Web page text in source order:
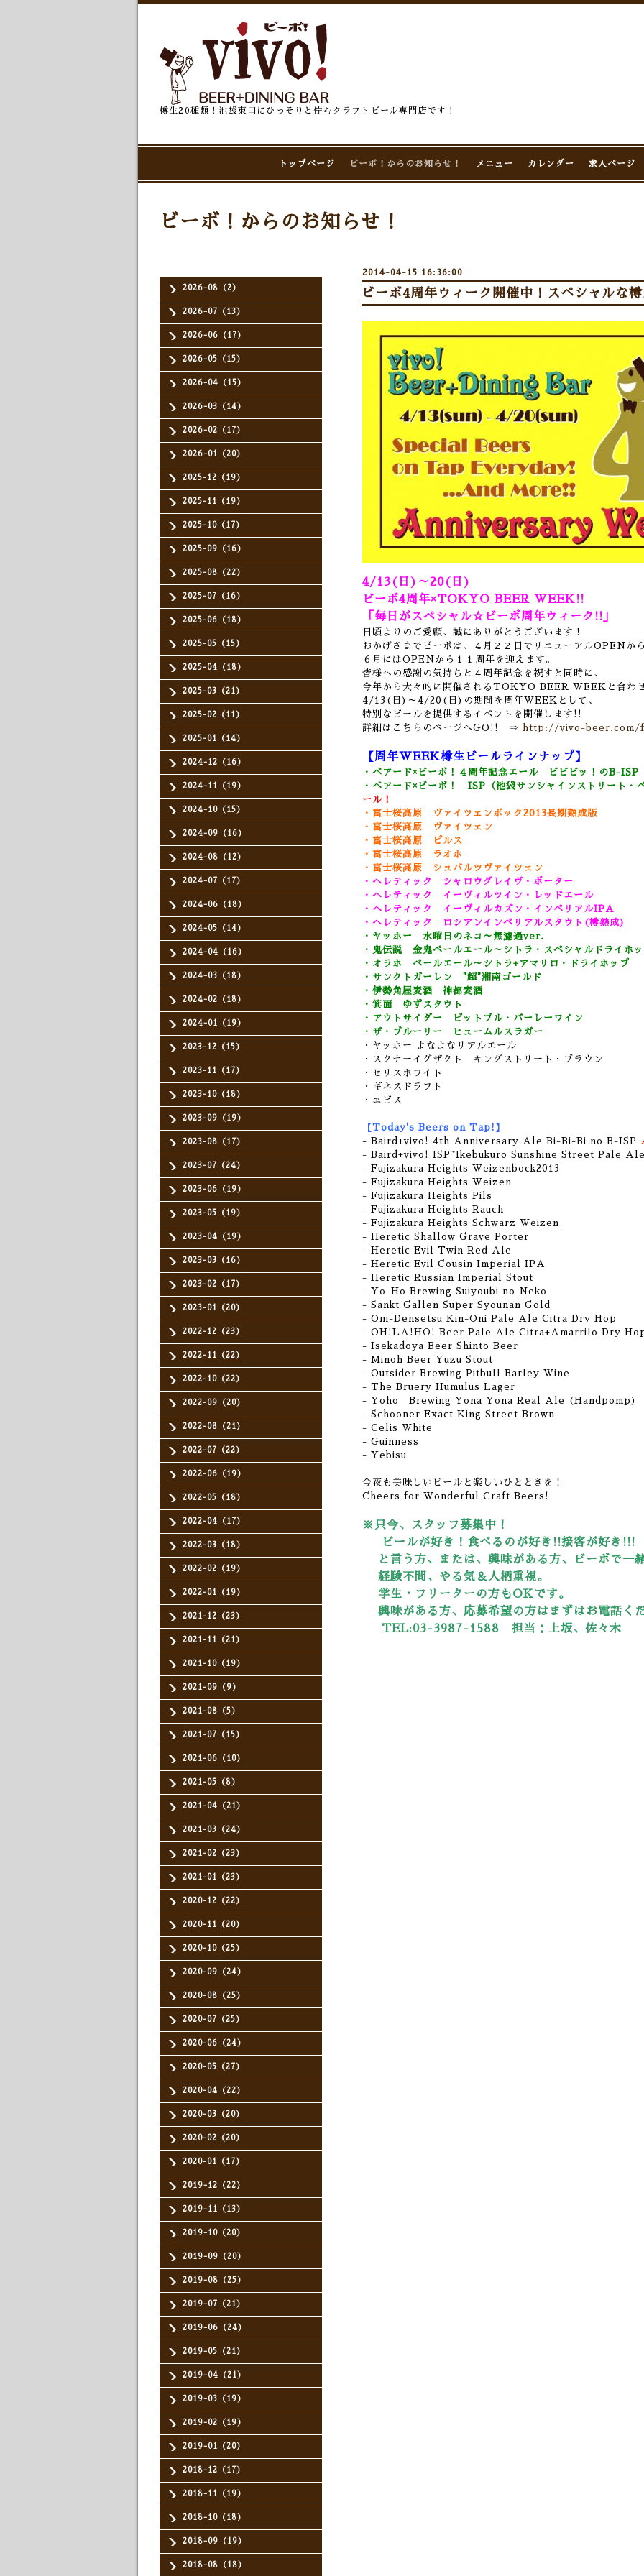
樽生20種類！池袋東口にひっそりと佇むクラフトビール専門店です！
トップページ ビーボ！からのお知らせ！ メニュー カレンダー 求人ページ
2026-08（2）
2026-07（13）
2026-06（17）
2026-05（15）
2026-04（15）
2026-03（14）
2026-02（17）
2026-01（20）
2025-12（19）
2025-11（19）
2025-10（17）
2025-09（16）
2025-08（22）
2025-07（16）
2025-06（18）
2025-05（15）
2025-04（18）
2025-03（21）
2025-02（11）
2025-01（14）
2024-12（16）
2024-11（19）
2024-10（15）
2024-09（16）
2024-08（12）
2024-07（17）
2024-06（18）
2024-05（14）
2024-04（16）
2024-03（18）
2024-02（18）
2024-01（19）
2023-12（15）
2023-11（17）
2023-10（18）
2023-09（19）
2023-08（17）
2023-07（24）
2023-06（19）
2023-05（19）
2023-04（19）
2023-03（16）
2023-02（17）
2023-01（20）
2022-12（23）
2022-11（22）
2022-10（22）
2022-09（20）
2022-08（21）
2022-07（22）
2022-06（19）
2022-05（18）
2022-04（17）
2022-03（18）
2022-02（19）
2022-01（19）
2021-12（23）
2021-11（21）
2021-10（19）
2021-09（9）
2021-08（5）
2021-07（15）
2021-06（10）
2021-05（8）
2021-04（21）
2021-03（24）
2021-02（23）
2021-01（23）
2020-12（22）
2020-11（20）
2020-10（25）
2020-09（24）
2020-08（25）
2020-07（25）
2020-06（24）
2020-05（27）
2020-04（22）
2020-03（20）
2020-02（20）
2020-01（17）
2019-12（22）
2019-11（13）
2019-10（20）
2019-09（20）
2019-08（25）
2019-07（21）
2019-06（24）
2019-05（21）
2019-04（21）
2019-03（19）
2019-02（19）
2019-01（20）
2018-12（17）
2018-11（19）
2018-10（18）
2018-09（19）
2018-08（18）
ビーボ！からのお知らせ！
2014-04-15 16:36:00
ビーボ4周年ウィーク開催中！スペシャルな
4/13(日)～20(日)
ビーボ4周年×TOKYO BEER WEEK!!
「毎日がスペシャル☆ビーボ周年ウィーク!!」
日頃よりのご愛顧、誠にありがとうございます！
おかげさまでビーボは、４月２２日でリニューアルOPENか
６月にはOPENから１１周年を迎えます。
皆様への感謝の気持ちと４周年記念を祝すと同時に、
今年から大々的に開催されるTOKYO BEER WEEKと合わ
4/13(日)～4/20(日)の期間を周年WEEKとして、
特別なビールを提供するイベントを開催します!!
詳細はこちらのページへGO!! ⇒
http://vivo-beer.com/
【周年WEEK樽生ビールラインナップ】
・ベアード×ビーボ！４周年記念エール ビビビッ！のB-ISP
・ベアード×ビーボ！ ISP（池袋サンシャインストリート・
ール！
・富士桜高原 ヴァイツェンボック2013長期熟成版
・富士桜高原 ヴァイツェン
・富士桜高原 ピルス
・富士桜高原 ラオホ
・富士桜高原 シュバルツヴァイツェン
・ヘレティック シャロウグレイヴ・ポーター
・ヘレティック イーヴィルツイン・レッドエール
・ヘレティック イーヴィルカズン・インペリアルIPA
・ヘレティック ロシアンインペリアルスタウト(樽熟成)
・ヤッホー 水曜日のネコ～無濾過ver.
・鬼伝説 金鬼ペールエール～シトラ・スペシャルドライホ
・オラホ ペールエール～シトラ+アマリロ・ドライホップ
・サンクトガーレン "超"湘南ゴールド
・伊勢角屋麦酒 神都麦酒
・箕面 ゆずスタウト
・アウトサイダー ピットブル・バーレーワイン
・ザ・ブルーリー ヒュームルスラガー
・ヤッホー よなよなリアルエール
・スクナーイグザクト キングストリート・ブラウン
・セリスホワイト
・ギネスドラフト
・ヱビス
【Today's Beers on Tap!】
- Baird+vivo! 4th Anniversary Ale Bi-Bi-Bi no B-ISP
- Baird+vivo! ISP~Ikebukuro Sunshine Street Pale
- Fujizakura Heights Weizenbock2013
- Fujizakura Heights Weizen
- Fujizakura Heights Pils
- Fujizakura Heights Rauch
- Fujizakura Heights Schwarz Weizen
- Heretic Shallow Grave Porter
- Heretic Evil Twin Red Ale
- Heretic Evil Cousin Imperial IPA
- Heretic Russian Imperial Stout
- Yo-Ho Brewing Suiyoubi no Neko
- Sankt Gallen Super Syounan Gold
- Oni-Densetsu Kin-Oni Pale Ale Citra Dry Hop
- OH!LA!HO! Beer Pale Ale Citra+Amarrilo Dry
- Isekadoya Beer Shinto Beer
- Minoh Beer Yuzu Stout
- Outsider Brewing Pitbull Barley Wine
- The Bruery Humulus Lager
- Yoho Brewing Yona Yona Real Ale (Handpomp)
- Schooner Exact King Street Brown
- Celis White
- Guinness
- Yebisu
今夜も美味しいビールと楽しいひとときを！
Cheers for Wonderful Craft Beers!
※只今、スタッフ募集中！
ビールが好き！食べるのが好き!!接客が好き!!!
と言う方、または、興味がある方、ビーボで一
経験不問、やる気＆人柄重視。
学生・フリーターの方もOKです。
興味がある方、応募希望の方はまずはお電話く
TEL:03-3987-1588 担当：上坂、佐々木